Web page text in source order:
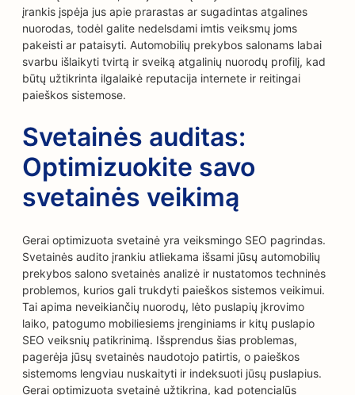
įrankis įspėja jus apie prarastas ar sugadintas atgalines
nuorodas, todėl galite nedelsdami imtis veiksmų joms
pakeisti ar pataisyti. Automobilių prekybos salonams labai
svarbu išlaikyti tvirtą ir sveiką atgalinių nuorodų profilį, kad
būtų užtikrinta ilgalaikė reputacija internete ir reitingai
paieškos sistemose.
Svetainės auditas:
Optimizuokite savo
svetainės veikimą
Gerai optimizuota svetainė yra veiksmingo SEO pagrindas.
Svetainės audito įrankiu atliekama išsami jūsų automobilių
prekybos salono svetainės analizė ir nustatomos techninės
problemos, kurios gali trukdyti paieškos sistemos veikimui.
Tai apima neveikiančių nuorodų, lėto puslapių įkrovimo
laiko, patogumo mobiliesiems įrenginiams ir kitų puslapio
SEO veiksnių patikrinimą. Išsprendus šias problemas,
pagerėja jūsų svetainės naudotojo patirtis, o paieškos
sistemoms lengviau nuskaityti ir indeksuoti jūsų puslapius.
Gerai optimizuota svetainė užtikrina, kad potencialūs